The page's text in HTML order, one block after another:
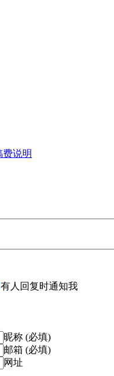
有人回复时通知我
昵称 (必填)
邮箱 (必填)
网址